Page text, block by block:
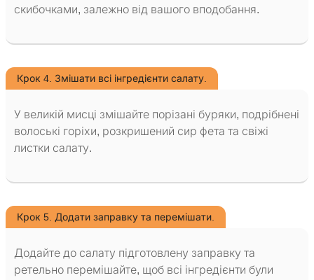
скибочками, залежно від вашого вподобання.
Крок 4. Змішати всі інгредієнти салату.
У великій мисці змішайте порізані буряки, подрібнені
волоські горіхи, розкришений сир фета та свіжі
листки салату.
Крок 5. Додати заправку та перемішати.
Додайте до салату підготовлену заправку та
ретельно перемішайте, щоб всі інгредієнти були